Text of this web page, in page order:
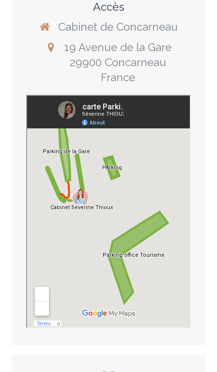
Accès
Cabinet de Concarneau
19 Avenue de la Gare
29900 Concarneau
France